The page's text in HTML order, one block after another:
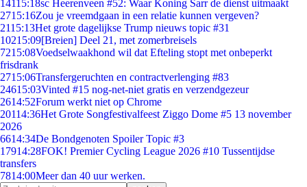
14115:18sc Heerenveen #52: Waar Koning Sarr de dienst uitmaakt
2715:16Zou je vreemdgaan in een relatie kunnen vergeven?
2115:13Het grote dagelijkse Trump nieuws topic #31
10215:09[Breien] Deel 21, met zomerbreisels
7215:08Voedselwaakhond wil dat Efteling stopt met onbeperkt
frisdrank
2715:06Transfergeruchten en contractverlenging #83
24615:03Vinted #15 nog-net-niet gratis en verzendgezeur
2614:52Forum werkt niet op Chrome
20114:36Het Grote Songfestivalfeest Ziggo Dome #5 13 november
2026
6614:34De Bondgenoten Spoiler Topic #3
17914:28FOK! Premier Cycling League 2026 #10 Tussentijdse
transfers
7814:00Meer dan 40 uur werken.